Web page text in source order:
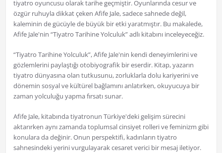
tiyatro oyuncusu olarak tarihe geçmiştir. Oyunlarında cesur ve
özgür ruhuyla dikkat çeken Afife Jale, sadece sahnede değil,
kaleminin de gücüyle de büyük bir etki yaratmıştır. Bu makalede,
Afife Jale'nin “Tiyatro Tarihine Yolculuk” adlı kitabını inceleyeceğiz.
“Tiyatro Tarihine Yolculuk”, Afife Jale'nin kendi deneyimlerini ve
gözlemlerini paylaştığı otobiyografik bir eserdir. Kitap, yazarın
tiyatro dünyasına olan tutkusunu, zorluklarla dolu kariyerini ve
dönemin sosyal ve kültürel bağlamını anlatırken, okuyucuya bir
zaman yolculuğu yapma fırsatı sunar.
Afife Jale, kitabında tiyatronun Türkiye'deki gelişim sürecini
aktarırken aynı zamanda toplumsal cinsiyet rolleri ve feminizm gibi
konulara da değinir. Onun perspektifi, kadınların tiyatro
sahnesindeki yerini vurgulayarak cesaret verici bir mesaj iletiyor.